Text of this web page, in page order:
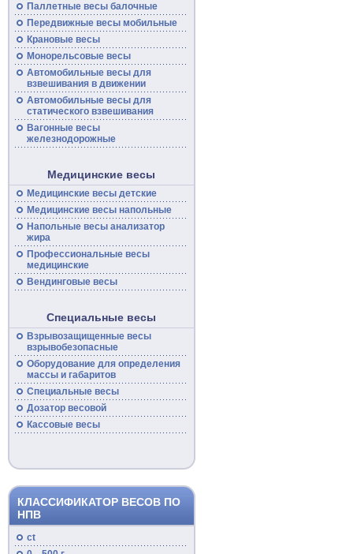
Паллетные весы балочные
Передвижные весымобильные
Крановые весы
Монорельсовые весы
Автомобильные весыдля
взвешивания в движении
Автомобильные весы для
статического взвешивания
Вагонные весы
железнодорожные
Медицинские весы
Медицинские весы детские
Медицинские весынапольные
Напольные весыанализатор
жира
Профессиональные весы
медицинские
Вендинговые весы
Специальные весы
Взрывозащищенные весы
взрывобезопасные
Оборудование для определения
массы и габаритов
Специальные весы
Дозатор весовой
Кассовые весы
КЛАССИФИКАТОР ВЕСОВ ПО
НПВ
ct